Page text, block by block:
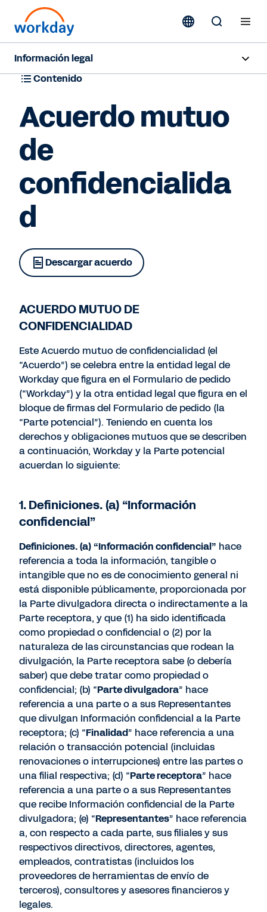
Información legal
Información general
Términos y condiciones
Privacidad
Propiedad intelectual
Confianza y cumplimiento normativo
Contenido
Acuerdo mutuo
de
confidencialida
d
Descargar acuerdo
ACUERDO MUTUO DE
CONFIDENCIALIDAD
Este Acuerdo mutuo de confidencialidad (el
“Acuerdo”) se celebra entre la entidad legal de
Workday que figura en el Formulario de pedido
(“Workday”) y la otra entidad legal que figura en el
bloque de firmas del Formulario de pedido (la
“Parte potencial”). Teniendo en cuenta los
derechos y obligaciones mutuos que se describen
a continuación, Workday y la Parte potencial
acuerdan lo siguiente:
1. Definiciones. (a) “Información
confidencial”
Definiciones. (a) “Información confidencial” hace
referencia a toda la información, tangible o
intangible que no es de conocimiento general ni
está disponible públicamente, proporcionada por
la Parte divulgadora directa o indirectamente a la
Parte receptora, y que (1) ha sido identificada
como propiedad o confidencial o (2) por la
naturaleza de las circunstancias que rodean la
divulgación, la Parte receptora sabe (o debería
saber) que debe tratar como propiedad o
confidencial; (b) “Parte divulgadora” hace
referencia a una parte o a sus Representantes
que divulgan Información confidencial a la Parte
receptora; (c) “Finalidad” hace referencia a una
relación o transacción potencial (incluidas
renovaciones o interrupciones) entre las partes o
una filial respectiva; (d) “Parte receptora” hace
referencia a una parte o a sus Representantes
que recibe Información confidencial de la Parte
divulgadora; (e) “Representantes” hace referencia
a, con respecto a cada parte, sus filiales y sus
respectivos directivos, directores, agentes,
empleados, contratistas (incluidos los
proveedores de herramientas de envío de
terceros), consultores y asesores financieros y
legales.